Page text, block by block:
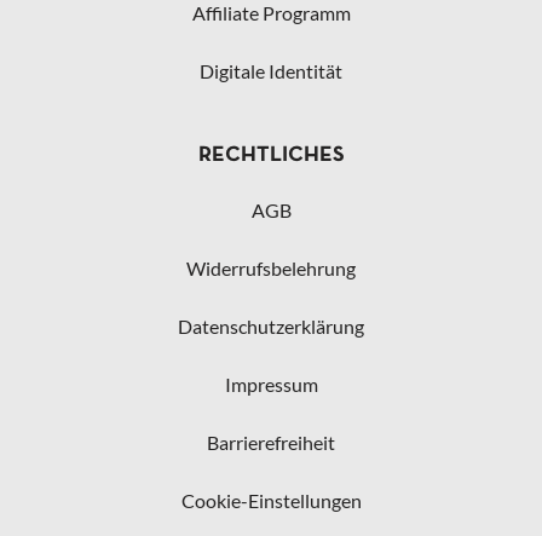
Affiliate Programm
Digitale Identität
RECHTLICHES
AGB
Widerrufsbelehrung
Datenschutzerklärung
Impressum
Barrierefreiheit
Cookie-Einstellungen